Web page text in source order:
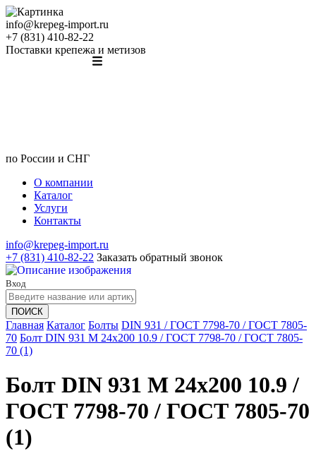
info@krepeg-import.ru
+7 (831) 410-82-22
Поставки крепежа и метизов
по России и СНГ
О компании
Каталог
Услуги
Контакты
info@krepeg-import.ru
+7 (831) 410-82-22 Заказать обратный звонок
Вход
ПОИСК
Главная Каталог Болты DIN 931 / ГОСТ 7798-70 / ГОСТ 7805-
70 Болт DIN 931 M 24x200 10.9 / ГОСТ 7798-70 / ГОСТ 7805-
70 (1)
Болт DIN 931 M 24x200 10.9 /
ГОСТ 7798-70 / ГОСТ 7805-70
(1)